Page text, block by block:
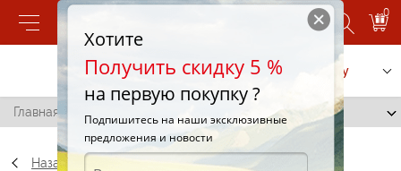
0
Позвонить Заказать услугу
Главная /
Назад
Хотите
Получить скидку 5 %
на первую покупку ?
Подпишитесь на наши эксклюзивные
предложения и новости